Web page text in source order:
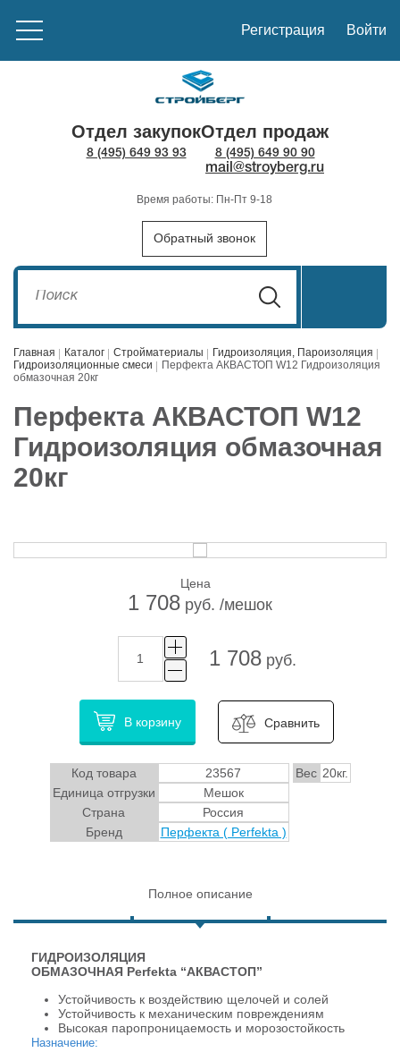
Регистрация Войти
Отдел закупок
8 (495) 649 93 93
Отдел продаж
8 (495) 649 90 90
mail@stroyberg.ru
Время работы: Пн-Пт 9-18
Обратный звонок
Главная Каталог Стройматериалы
Гидроизоляция, Пароизоляция
Гидроизоляционные смеси
Перфекта АКВАСТОП W12 Гидроизоляция
обмазочная 20кг
Перфекта АКВАСТОП W12
Гидроизоляция обмазочная
20кг
Цена
1 708 руб. /мешок
1 708руб.
В корзину Сравнить
Код товара 23567 Вес 20кг.
Единица отгрузки
Мешок
Страна
Россия
Бренд
Перфекта ( Perfekta )
Полное описание
ГИДРОИЗОЛЯЦИЯ
ОБМАЗОЧНАЯ Perfekta “АКВАСТОП”
Устойчивость к воздействию щелочей и солей
Устойчивость к механическим повреждениям
Высокая паропроницаемость и морозостойкость
Назначение: